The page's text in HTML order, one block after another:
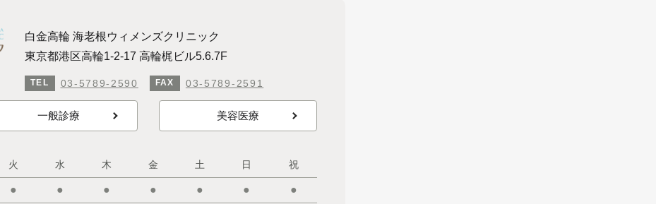
白金高輪 海老根ウィメンズクリニック
東京都港区高輪1-2-17 高輪梶ビル5.6.7F
TEL 03-5789-2590 FAX 03-5789-2591
一般診療 美容医療
火 水 木 金 土 日 祝
● ● ● ● ● ● ●